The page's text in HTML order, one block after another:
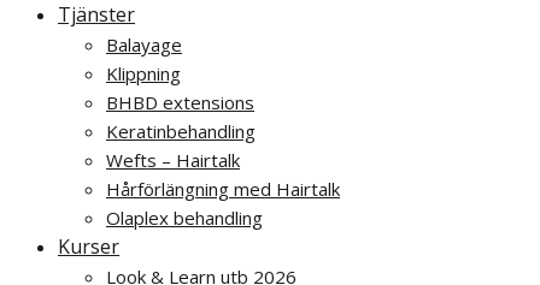
Tjänster
Balayage
Klippning
BHBD extensions
Keratinbehandling
Wefts – Hairtalk
Hårförlängning med Hairtalk
Olaplex behandling
Kurser
Look & Learn utb 2026